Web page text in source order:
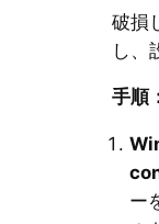
破損
し、
手順
ー